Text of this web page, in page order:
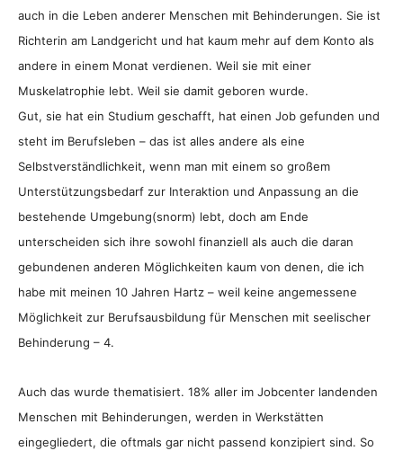
auch in die Leben anderer Menschen mit Behinderungen. Sie ist
Richterin am Landgericht und hat kaum mehr auf dem Konto als
andere in einem Monat verdienen. Weil sie mit einer
Muskelatrophie lebt. Weil sie damit geboren wurde.
Gut, sie hat ein Studium geschafft, hat einen Job gefunden und
steht im Berufsleben – das ist alles andere als eine
Selbstverständlichkeit, wenn man mit einem so großem
Unterstützungsbedarf zur Interaktion und Anpassung an die
bestehende Umgebung(snorm) lebt, doch am Ende
unterscheiden sich ihre sowohl finanziell als auch die daran
gebundenen anderen Möglichkeiten kaum von denen, die ich
habe mit meinen 10 Jahren Hartz – weil keine angemessene
Möglichkeit zur Berufsausbildung für Menschen mit seelischer
Behinderung – 4.
Auch das wurde thematisiert. 18% aller im Jobcenter landenden
Menschen mit Behinderungen, werden in Werkstätten
eingegliedert, die oftmals gar nicht passend konzipiert sind. So